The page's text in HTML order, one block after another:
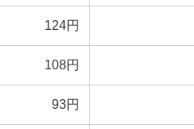
124円
108円
93円